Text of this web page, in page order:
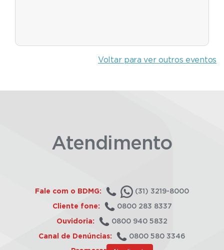
Voltar para ver outros eventos
Atendimento
Fale com o BDMG: (31) 3219-8000
Cliente fone: 0800 283 8337
Ouvidoria: 0800 940 5832
Canal de Denúncias: 0800 580 3346